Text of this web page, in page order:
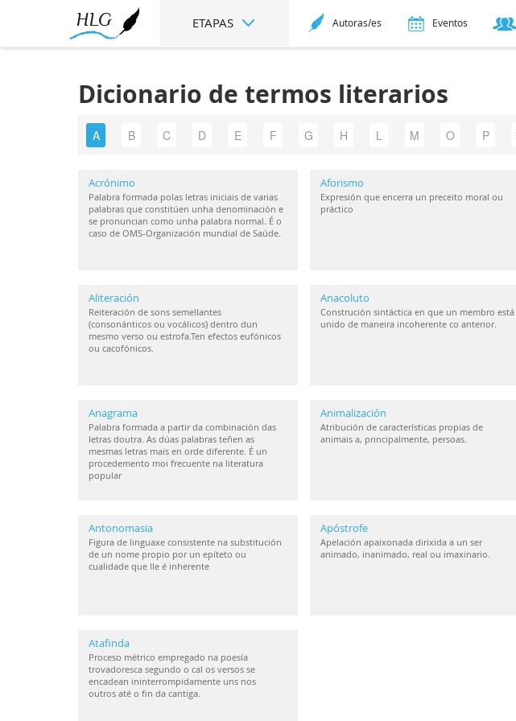
ETAPAS Autoras/es Eventos
Dicionario de termos literarios
A B C D E F G H L M O P
Acrónimo
Palabra formada polas letras iniciais de varias
palabras que constitúen unha denominación e
se pronuncian como unha palabra normal. É o
caso de OMS-Organización mundial de Saúde.
Aforismo
Expresión que encerra un preceito moral ou
práctico
Aliteración
Reiteración de sons semellantes
(consonánticos ou vocálicos) dentro dun
mesmo verso ou estrofa.Ten efectos eufónicos
ou cacofónicos.
Anacoluto
Construción sintáctica en que un membro está
unido de maneira incoherente co anterior.
Anagrama
Palabra formada a partir da combinación das
letras doutra. As dúas palabras teñen as
mesmas letras mais en orde diferente. É un
procedemento moi frecuente na literatura
popular
Animalización
Atribución de características propias de
animais a, principalmente, persoas.
Antonomasia
Figura de linguaxe consistente na substitución
de un nome propio por un epíteto ou
cualidade que lle é inherente
Apóstrofe
Apelación apaixonada dirixida a un ser
animado, inanimado, real ou imaxinario.
Atafinda
Proceso métrico empregado na poesía
trovadoresca segundo o cal os versos se
encadean ininterrompidamente uns nos
outros até o fin da cantiga.